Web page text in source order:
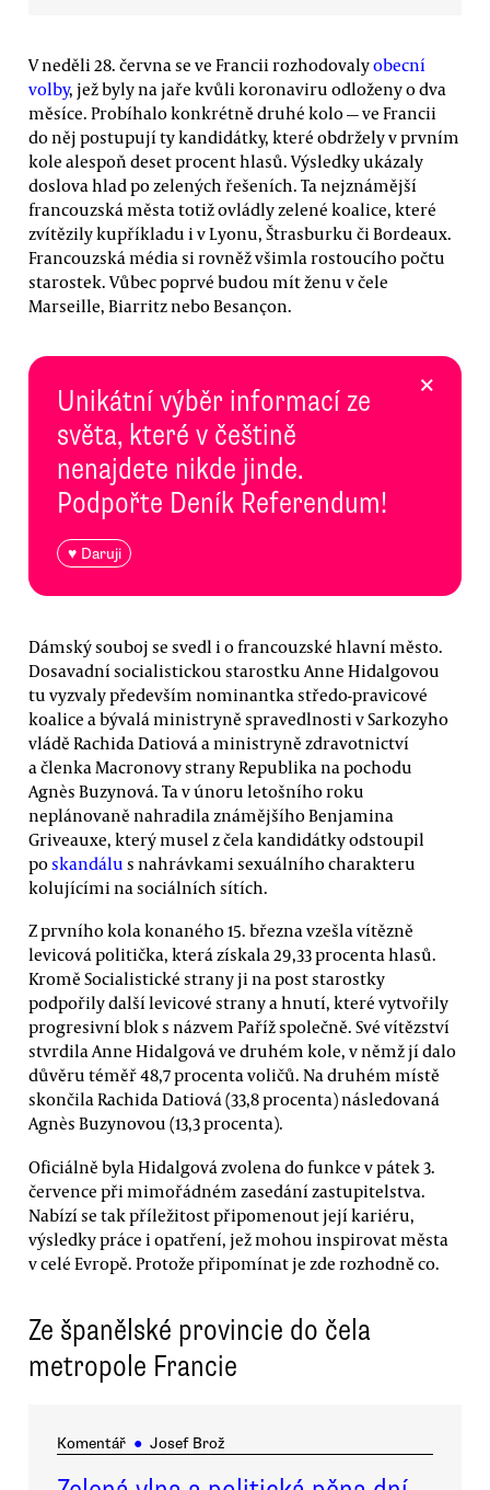
V neděli 28. června se ve Francii rozhodovalyobecní
volby, jež byly na jaře kvůli koronaviru odloženy o dva
měsíce. Probíhalo konkrétně druhé kolo — ve Francii
do něj postupují ty kandidátky, které obdržely v prvním
kole alespoň deset procent hlasů. Výsledky ukázaly
doslova hlad po zelených řešeních. Ta nejznámější
francouzská města totiž ovládly zelené koalice, které
zvítězily kupříkladu i v Lyonu, Štrasburku či Bordeaux.
Francouzská média si rovněž všimla rostoucího počtu
starostek. Vůbec poprvé budou mít ženu v čele
Marseille, Biarritz nebo Besançon.
Unikátní výběr informací ze
světa, které v češtině
nenajdete nikde jinde.
Podpořte Deník Referendum!
♥ Daruji
×
Dámský souboj se svedl i o francouzské hlavní město.
Dosavadní socialistickou starostku Anne Hidalgovou
tu vyzvaly především nominantka středo-pravicové
koalice a bývalá ministryně spravedlnosti v Sarkozyho
vládě Rachida Datiová a ministryně zdravotnictví
a členka Macronovy strany Republika na pochodu
Agnès Buzynová. Ta v únoru letošního roku
neplánovaně nahradila známějšího Benjamina
Griveauxe, který musel z čela kandidátky odstoupil
poskandálu s nahrávkami sexuálního charakteru
kolujícími na sociálních sítích.
Z prvního kola konaného 15. března vzešla vítězně
levicová politička, která získala 29,33 procenta hlasů.
Kromě Socialistické strany ji na post starostky
podpořily další levicové strany a hnutí, které vytvořily
progresivní blok s názvem Paříž společně. Své vítězství
stvrdila Anne Hidalgová ve druhém kole, v němž jí dalo
důvěru téměř 48,7 procenta voličů. Na druhém místě
skončila Rachida Datiová (33,8 procenta) následovaná
Agnès Buzynovou (13,3 procenta).
Oficiálně byla Hidalgová zvolena do funkce v pátek 3.
července při mimořádném zasedání zastupitelstva.
Nabízí se tak příležitost připomenout její kariéru,
výsledky práce i opatření, jež mohou inspirovat města
v celé Evropě. Protože připomínat je zde rozhodně co.
Ze španělské provincie do čela
metropole Francie
Komentář ● Josef Brož